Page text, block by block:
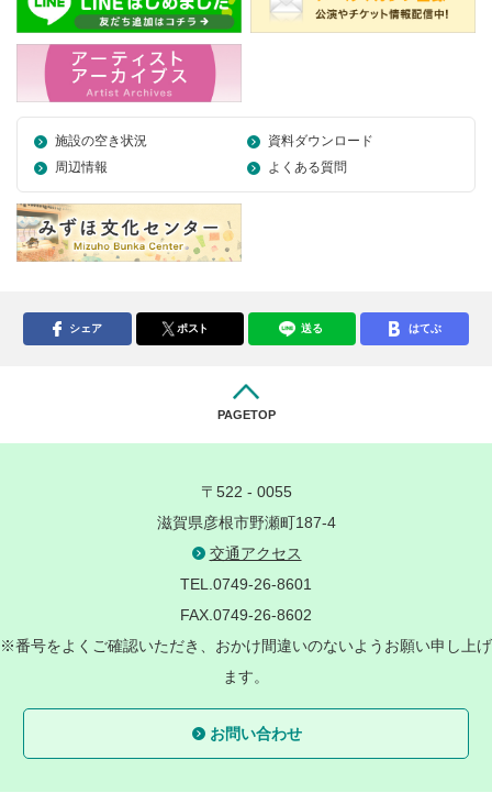
施設の空き状況
資料ダウンロード
周辺情報
よくある質問
シェア ポスト 送る はてぶ
PAGETOP
〒522 - 0055
滋賀県彦根市野瀬町187-4
交通アクセス
TEL.0749-26-8601
FAX.0749-26-8602
※番号をよくご確認いただき、おかけ間違いのないようお願い申し上げ
ます。
お問い合わせ